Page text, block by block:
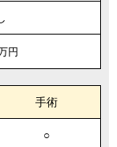
円
手術
○